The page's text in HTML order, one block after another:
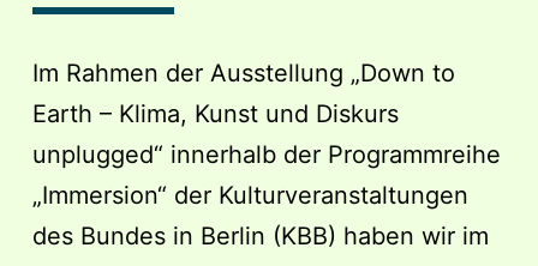
Im Rahmen der Ausstellung „Down to
Earth – Klima, Kunst und Diskurs
unplugged“ innerhalb der Programmreihe
„Immersion“ der Kulturveranstaltungen
des Bundes in Berlin (KBB) haben wir im